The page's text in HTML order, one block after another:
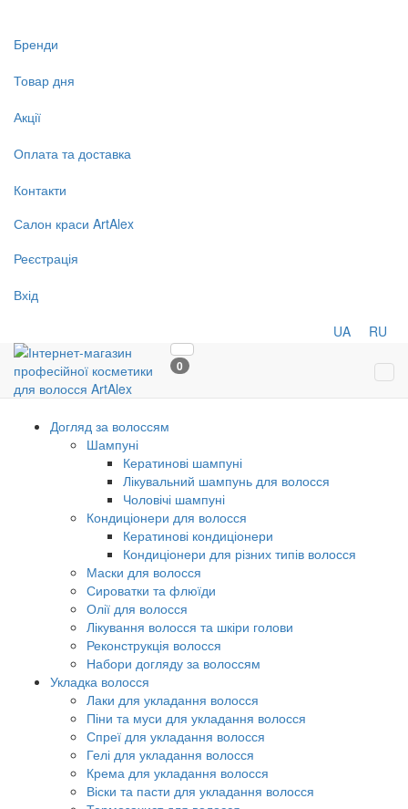
Бренди
Товар дня
Акції
Оплата та доставка
Контакти
Салон краси ArtAlex
Реєстрація
Вхід
UA RU
0
Догляд за волоссям
Шампуні
Кератинові шампуні
Лікувальний шампунь для волосся
Чоловічі шампуні
Кондиціонери для волосся
Кератинові кондиціонери
Кондиціонери для різних типів волосся
Маски для волосся
Сироватки та флюїди
Олії для волосся
Лікування волосся та шкіри голови
Реконструкція волосся
Набори догляду за волоссям
Укладка волосся
Лаки для укладання волосся
Піни та муси для укладання волосся
Спреї для укладання волосся
Гелі для укладання волосся
Крема для укладання волосся
Віски та пасти для укладання волосся